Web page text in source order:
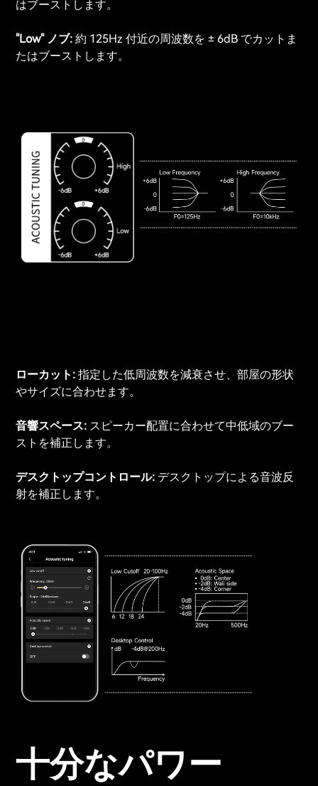
はブーストします。
"Low" ノブ: 約 125Hz 付近の周波数を ± 6dB でカットま
たはブーストします。
ローカット: 指定した低周波数を減衰させ、部屋の形状
やサイズに合わせます。
音響スペース: スピーカー配置に合わせて中低域のブー
ストを補正します。
デスクトップコントロール: デスクトップによる音波反
射を補正します。
十分なパワー